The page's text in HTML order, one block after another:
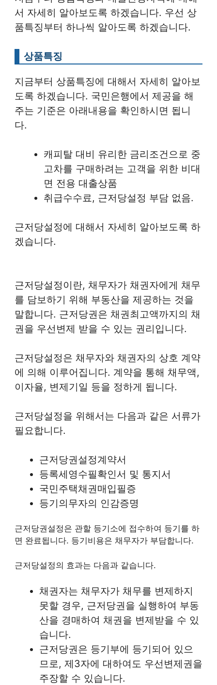
서 자세히 알아보도록 하겠습니다. 우선 상
품특징부터 하나씩 알아도록 하겠습니다.
상품특징
지금부터 상품특징에 대해서 자세히 알아보
도록 하겠습니다. 국민은행에서 제공을 해
주는 기준은 아래내용을 확인하시면 됩니
다.
캐피탈 대비 유리한 금리조건으로 중
고차를 구매하려는 고객을 위한 비대
면 전용 대출상품
취급수수료, 근저당설정 부담 없음.
근저당설정에 대해서 자세히 알아보도록 하
겠습니다.
근저당설정이란, 채무자가 채권자에게 채무
를 담보하기 위해 부동산을 제공하는 것을
말합니다. 근저당권은 채권최고액까지의 채
권을 우선변제 받을 수 있는 권리입니다.
근저당설정은 채무자와 채권자의 상호 계약
에 의해 이루어집니다. 계약을 통해 채무액,
이자율, 변제기일 등을 정하게 됩니다.
근저당설정을 위해서는 다음과 같은 서류가
필요합니다.
근저당권설정계약서
등록세영수필확인서 및 통지서
국민주택채권매입필증
등기의무자의 인감증명
근저당권설정은 관할 등기소에 접수하여 등기를 하
면 완료됩니다. 등기비용은 채무자가 부담합니다.
근저당설정의 효과는 다음과 같습니다.
채권자는 채무자가 채무를 변제하지
못할 경우, 근저당권을 실행하여 부동
산을 경매하여 채권을 변제받을 수 있
습니다.
근저당권은 등기부에 등기되어 있으
므로, 제3자에 대하여도 우선변제권을
주장할 수 있습니다.